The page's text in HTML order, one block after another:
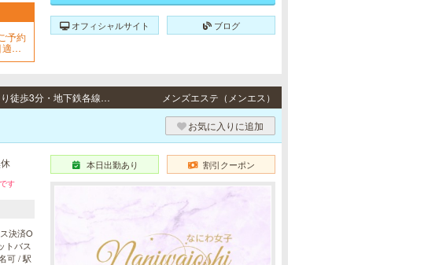
予約
用
オフィシャルサイト ブログ
日本橋・谷町・心斎橋・堺筋本町・梅田 / 地下鉄各線「日本橋駅」より徒歩3分・地下鉄各線「谷町九丁目駅」3番出口より徒歩10分・地下鉄各線「長堀橋駅」より徒歩3分、地下鉄各線「心斎橋駅」より徒歩8分・地下鉄各線「堺筋本町駅」より徒歩5分・地下鉄谷町線「東梅田駅」より徒歩7分、地下鉄御堂筋線「梅田駅」より徒歩9分 メンズエステ（メンエス）
お気に入りに追加
す
決済O
トバス
可 / 駅
本日出勤あり 割引クーポン